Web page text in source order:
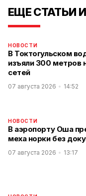
ЕЩЕ СТАТЬИ
НОВОСТИ
В Токтогульском
изъяли 300 метров
сетей
07 августа 2026 14:52
НОВОСТИ
В аэропорту Оша
меха норки без
07 августа 2026 13:17